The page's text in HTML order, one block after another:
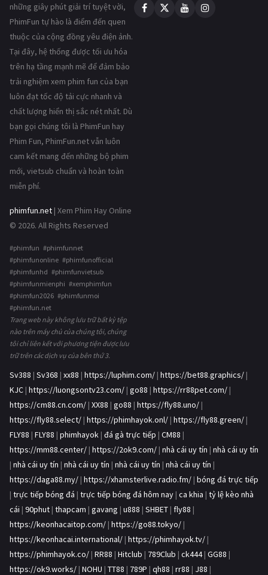
những giây phút giải trí tuyệt vời,
PhimFun tự hào là điểm đến quen
thuộc của cộng đồng yêu điện ảnh.
Tại đây, hệ thống được tối ưu hóa
trên hạ tầng mạnh mẽ để đảm bảo
trải nghiệm xem phim fun của bạn
luôn đạt tốc độ tải cực nhanh và
chất lượng hiển thị sắc nét nhất. Dù
bạn gọi chúng tôi là PhimFun hay
Phim Fun, PhimFun.net vẫn luôn
cam kết mang đến những bộ phim
mới, vietsub chuẩn và hoàn toàn
miễn phí.
phimfun.net | Xem Phim Hay Online
© 2026. All Rights Reserved
#phimfun #phimfunnet
#phimfunonline #phimfunofficial
#phimfunhd #phimfunvietsub
#phimfunmienphi #xemphimfun
#phimfun2026 #phimfunmoi
#phimfun.net
Trang web này không lưu trữ bất kỳ tệp
nào trên máy chủ của chúng tôi, chúng
tôi chỉ liên kết với phương tiện được lưu
trữ trên các dịch vụ của bên thứ 3.
Sv388 | Sv368 | xx88 | https://luphim.com/ | https://bet88.graphics/ |
KJC | https://luongsontv23.com/ | go88 | https://rr88pet.com/ |
https://cm88.cn.com/ | XX88 | go88 | https://fly88.uno/ |
https://fly88.select/ | https://phimhayok.onl/ | https://fly88.green/ |
FLY88 | FLY88 | phimhayok | đá gà trực tiếp | CM88 |
https://mm88.center/ | https://2ok9.com/ | nhà cái uy tín | nhà cái uy tín
| nhà cái uy tín | nhà cái uy tín | nhà cái uy tín | nhà cái uy tín |
https://daga88.my/ | https://xhamsterlive.radio.fm/ | bóng đá trực tiếp
| trực tiếp bóng đá | trực tiếp bóng đá hôm nay | ca khia | tỷ lệ kèo nhà
cái | 90phut | thapcam | gavang | u888 | SHBET | fly88 |
https://keonhacaitop.com/ | https://go88.tokyo/ |
https://keonhacai.international/ | https://phimhayok.tv/ |
https://phimhayok.co/ | RR88 | Hitclub | 789Club | ck444| GG88 |
https://ok9.works/ | NOHU | TT88 | 789P | qh88 | rr88 | J88 |